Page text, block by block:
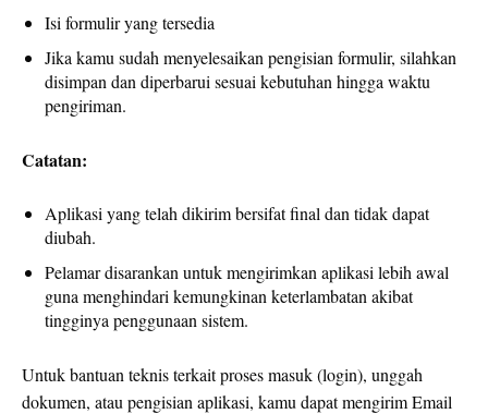
Isi formulir yang tersedia
Jika kamu sudah menyelesaikan pengisian formulir, silahkan
disimpan dan diperbarui sesuai kebutuhan hingga waktu
pengiriman.
Catatan:
Aplikasi yang telah dikirim bersifat final dan tidak dapat
diubah.
Pelamar disarankan untuk mengirimkan aplikasi lebih awal
guna menghindari kemungkinan keterlambatan akibat
tingginya penggunaan sistem.
Untuk bantuan teknis terkait proses masuk (login), unggah
dokumen, atau pengisian aplikasi, kamu dapat mengirim Email